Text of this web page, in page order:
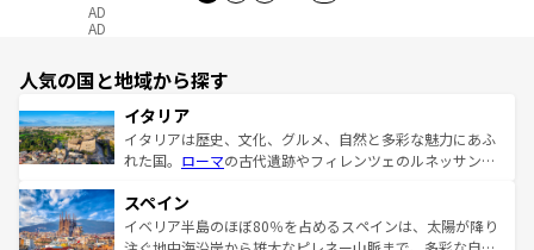
AD
AD
人気の国と地域から探す
イタリア
イタリアは歴史、文化、グルメ、自然と多彩な魅力にあふ
れた国。 ローマの古代遺跡やフィレンツェのルネッサンス
ろん、トスカーナの美しい田園風景やアマルフィ海岸の絶
景など、自然景観も見逃せない。観光の合間には、本場の
ピザやパスタなど、絶品のイタリア料理を堪能することも
スペイン
イベリア半島のほぼ80％を占めるスペインは、太陽が降り